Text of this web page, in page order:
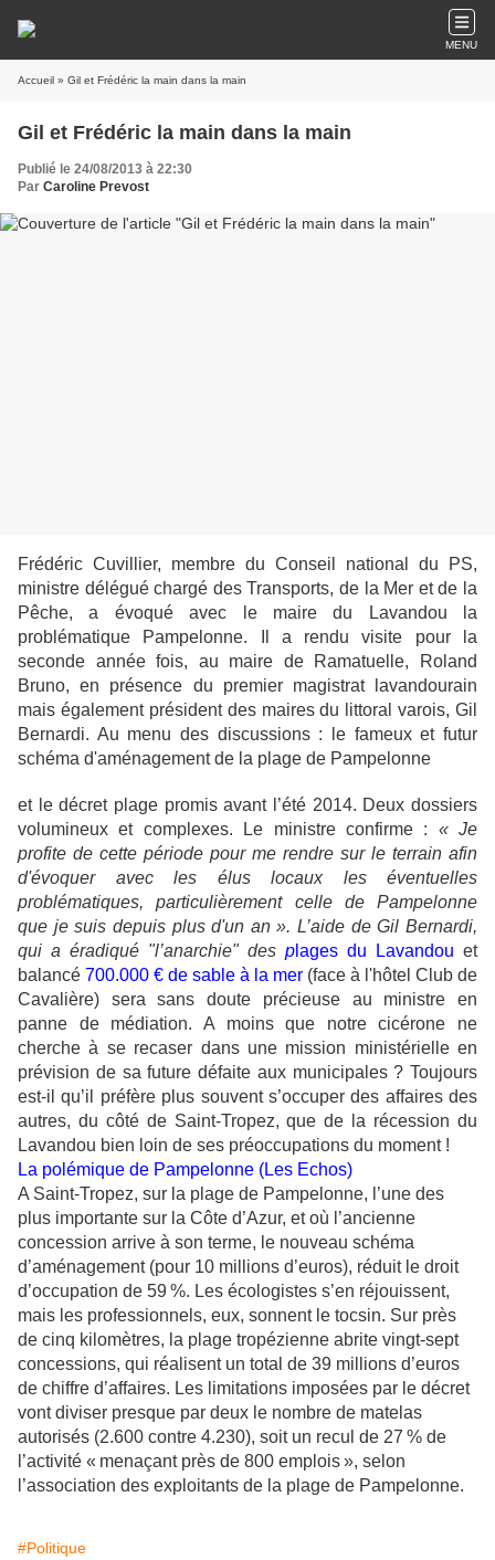
MENU
Accueil » Gil et Frédéric la main dans la main
Gil et Frédéric la main dans la main
Publié le 24/08/2013 à 22:30
Par Caroline Prevost
Frédéric Cuvillier, membre du Conseil national du PS,
ministre délégué chargé des Transports, de la Mer et de la
Pêche, a évoqué avec le maire du Lavandou la
problématique Pampelonne. Il a rendu visite pour la
seconde année fois, au maire de Ramatuelle, Roland
Bruno, en présence du premier magistrat lavandourain
mais également président des maires du littoral varois, Gil
Bernardi. Au menu des discussions : le fameux et futur
schéma d'aménagement de la plage de Pampelonne
et le décret plage promis avant l’été 2014. Deux dossiers
volumineux et complexes. Le ministre confirme : « Je
profite de cette période pour me rendre sur le terrain afin
d'évoquer avec les élus locaux les éventuelles
problématiques, particulièrement celle de Pampelonne
que je suis depuis plus d'un an ». L’aide de Gil Bernardi,
qui a éradiqué "l’anarchie" des p lages du Lavandou et
balancé 700.000 € de sable à la mer (face à l'hôtel Club de
Cavalière) sera sans doute précieuse au ministre en
panne de médiation. A moins que notre cicérone ne
cherche à se recaser dans une mission ministérielle en
prévision de sa future défaite aux municipales ? Toujours
est-il qu’il préfère plus souvent s’occuper des affaires des
autres, du côté de Saint-Tropez, que de la récession du
Lavandou bien loin de ses préoccupations du moment !
La polémique de Pampelonne (Les Echos)
A Saint-Tropez, sur la plage de Pampelonne, l’une des
plus importante sur la Côte d’Azur, et où l’ancienne
concession arrive à son terme, le nouveau schéma
d’aménagement (pour 10 millions d’euros), réduit le droit
d’occupation de 59 %. Les écologistes s’en réjouissent,
mais les professionnels, eux, sonnent le tocsin. Sur près
de cinq kilomètres, la plage tropézienne abrite vingt-sept
concessions, qui réalisent un total de 39 millions d’euros
de chiffre d’affaires. Les limitations imposées par le décret
vont diviser presque par deux le nombre de matelas
autorisés (2.600 contre 4.230), soit un recul de 27 % de
l’activité « menaçant près de 800 emplois », selon
l’association des exploitants de la plage de Pampelonne.
#Politique